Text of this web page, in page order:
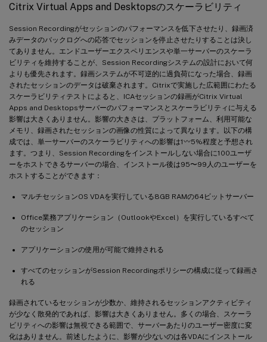
Citrix Virtual Apps and Desktopsのスケーラビリティ
Session Recordingがセッションのパフォーマンスを低下させたり、録画済
みデータのバックログへの応答でセッションを停止させたりすることは決し
てありません。エンドユーザーエクスペリエンスや単一サーバーのスケーラ
ビリティを維持することが、Session Recordingシステムの設計において何
よりも優先されます。録画システムが不可逆的に過負荷になった場合、録画
されたセッションのデータは破棄されます。Citrixで実施した広範囲にわたる
スケーラビリティテストによると、ICAセッションの録画がCitrix Virtual
Apps and Desktopsサーバーのパフォーマンスとスケーラビリティに与える
影響は大きくありません。影響の大きさは、プラットフォーム、利用可能な
メモリ、録画されたセッションの画像の性質によって異なります。以下の構
成では、単一サーバーのスケーラビリティへの影響は1〰5%程度と予想され
ます。つまり、Session Recordingをインストールしない場合に100ユーザ
ーをホストできるサーバーの場合、インストール後は95〜99人のユーザーを
ホストすることができます：
マルチセッションOS VDAを実行している8GB RAMの64ビットサーバー
Office業務アプリケーション（OutlookやExcel）を実行しているすべて
のセッション
アプリケーションの使用が可能で維持される
すべてのセッションがSession Recordingポリシーの構成に従って録画さ
れる
録画されているセッションが少数か、維持されるセッションアクティビティ
が少なく散発的であれば、影響は大きくありません。多くの場合、スケーラ
ビリティへの影響は無視できる範囲で、サーバーあたりのユーザー密度に変
化はありません。前述したように、影響が少ないのは各VDAにインストール